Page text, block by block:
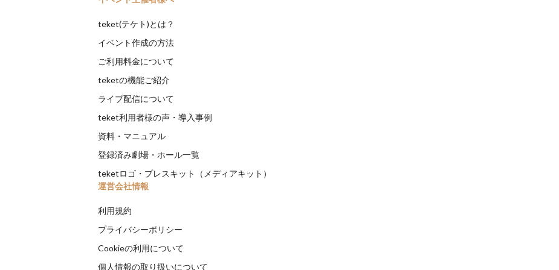
teket(テケト)とは？
イベント作成の方法
ご利用料金について
teketの機能ご紹介
ライブ配信について
teket利用者様の声・導入事例
資料・マニュアル
登録済み劇場・ホール一覧
teketロゴ・プレスキット（メディアキット）
運営会社情報
利用規約
プライバシーポリシー
Cookieの利用について
個人情報の取り扱いについて